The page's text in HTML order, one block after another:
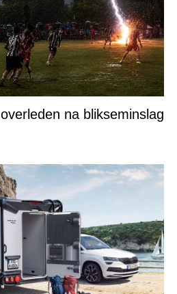
na blikseminslag